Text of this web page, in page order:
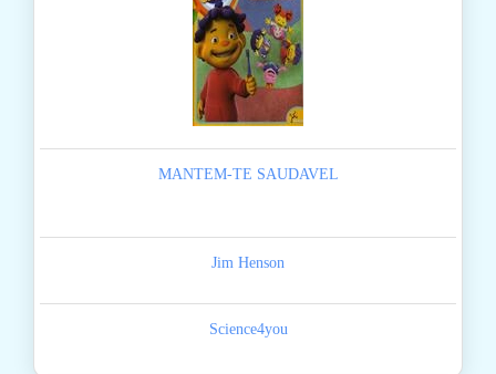
MANTEM-TE SAUDAVEL
Jim Henson
Science4you